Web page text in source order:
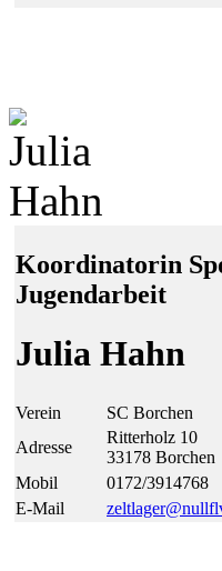
Koordinatorin
Jugendarbeit
Julia Hahn
Verein
SC Borchen
Adresse
Ritterholz 10
33178 Borchen
Mobil
0172/3914768
E-Mail
zeltlager@null